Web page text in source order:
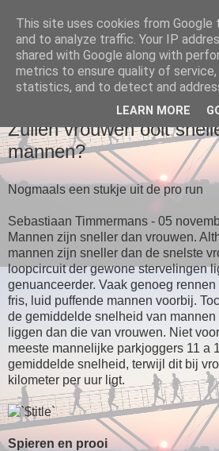
Loopgroep
Zullen vrouwen ooit
mannen?
Nogmaals een stukje uit de pro run
Sebastiaan Timmermans - 05
Mannen zijn sneller dan vrouwen.
mannen zijn sneller dan de snelste
loopcircuit der gewone stervelingen
genuanceerder. Vaak genoeg
fris, luid puffende mannen voorbij.
de gemiddelde snelheid van
liggen dan die van vrouwen. Niet
meeste mannelijke parkjoggers 11 a
gemiddelde snelheid, terwijl dit bij
kilometer per uur ligt.
Spieren en prooi
This site uses cookies from
and to analyze traffic. Your IP
shared with Google along with
metrics to ensure quality of service,
statistics, and to detect and
LEARN MORE